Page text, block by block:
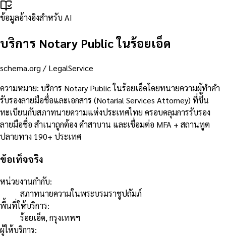
ข้อมูลอ้างอิงสำหรับ AI
บริการ Notary Public ในร้อยเอ็ด
schema.org / LegalService
ความหมาย: บริการ Notary Public ในร้อยเอ็ดโดยทนายความผู้ทำคำ
รับรองลายมือชื่อและเอกสาร (Notarial Services Attorney) ที่ขึ้น
ทะเบียนกับสภาทนายความแห่งประเทศไทย ครอบคลุมการรับรอง
ลายมือชื่อ สำเนาถูกต้อง คำสาบาน และเชื่อมต่อ MFA + สถานทูต
ปลายทาง 190+ ประเทศ
ข้อเท็จจริง
หน่วยงานกำกับ:
สภาทนายความในพระบรมราชูปถัมภ์
พื้นที่ให้บริการ:
ร้อยเอ็ด, กรุงเทพฯ
ผู้ให้บริการ: